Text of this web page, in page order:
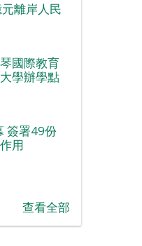
離岸人民
國際教育
學辦學點
簽署49份
用
查看全部